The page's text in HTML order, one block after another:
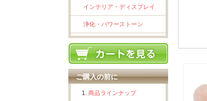
インテリア・ディスプレイ
浄化・パワーストーン
ご購入の前に
商品ラインナップ